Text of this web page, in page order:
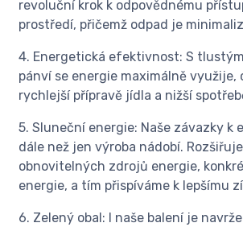
revoluční krok k odpovědnému
prostředí, přičemž odpad je
4. Energetická efektivnost: S
pánví se energie maximálně využije,
rychlejší přípravě jídla a nižší
5. Sluneční energie: Naše závazky k
dále než jen výroba nádobí.
obnovitelných zdrojů energie,
energie, a tím přispíváme k lepšímu
6. Zelený obal: I naše balení je